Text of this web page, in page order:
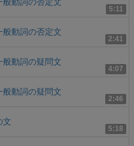
5:11
2:41
般動詞の否定文
4:07
般動詞の疑問文
2:46
般動詞の疑問文
5:18
文